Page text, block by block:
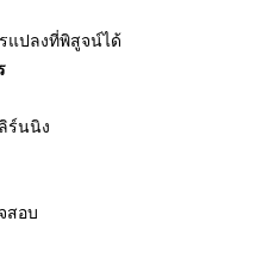
แปลงที่พิสูจน์ได้
ร์นนิง
สอบ